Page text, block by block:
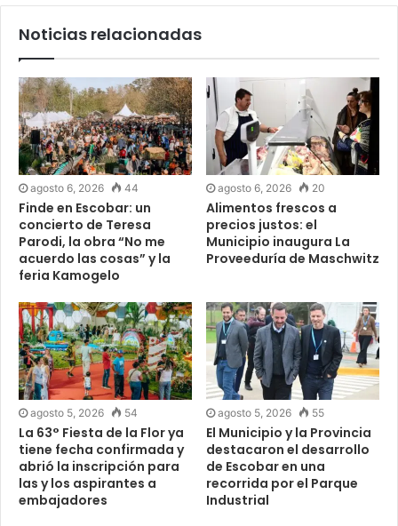
Noticias relacionadas
agosto 6, 2026 44
Finde en Escobar: un
concierto de Teresa
Parodi, la obra “No me
acuerdo las cosas” y la
feria Kamogelo
agosto 6, 2026 20
Alimentos frescos a
precios justos: el
Municipio inaugura La
Proveeduría de Maschwitz
agosto 5, 2026 54
La 63° Fiesta de la Flor ya
tiene fecha confirmada y
abrió la inscripción para
las y los aspirantes a
embajadores
agosto 5, 2026 55
El Municipio y la Provincia
destacaron el desarrollo
de Escobar en una
recorrida por el Parque
Industrial